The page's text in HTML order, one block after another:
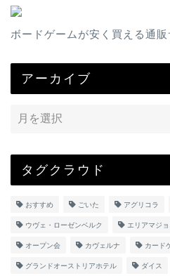
ボードゲームが安く買える通販
アーカイブ
タグクラウド
おすすめ ごいた アグリコラ
ウヴェ・ローゼンベルク エリアマジョ
オープン会 カヴェルナ カード
グランドオーストリアホテル ダイス